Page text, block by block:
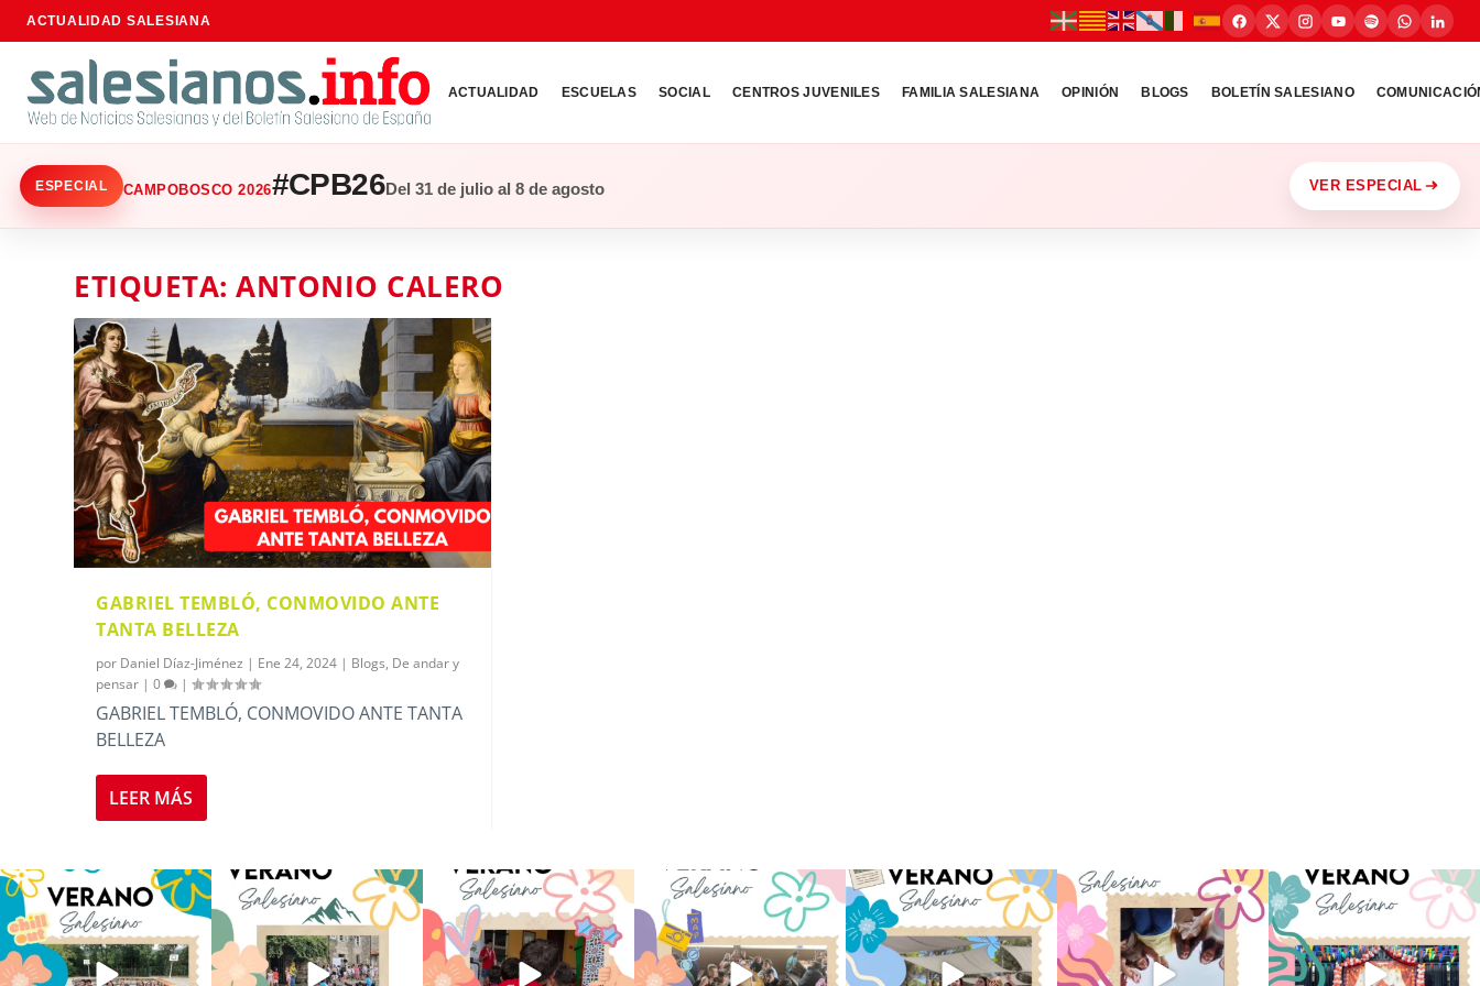
ACTUALIDAD SALESIANA
ACTUALIDAD ESCUELAS SOCIAL CENTROS JUVENILES FAMILIA SALESIANA OPINIÓN BLOGS BOLETÍN SALESIANO
ESPECIAL CAMPOBOSCO 2026#CPB26Del 31 de julio al 8 de agosto VER ESPECIAL
ETIQUETA:ANTONIO CALERO
GABRIEL TEMBLÓ, CONMOVIDO ANTE
TANTA BELLEZA
por Daniel Díaz-Jiménez | Ene 24, 2024 | Blogs, De andar y
pensar |0 |
GABRIEL TEMBLÓ, CONMOVIDO ANTE TANTA
BELLEZA
LEER MÁS
Los alumnos de 6º de Primaria, 1º
y 2º de la ESO...
146 2
La diversión y la alegría también
se han sentido
95 0
No hay verano sin que sea
Salesiano ❤️💫 en Luz 4...
194 0
viviendo la alegría en el
campamento Caravio...
93 2
Que bonito todo lo que han vivido
en el campamento...
253 2
Superestrella!! 🌟 La música
invade el Campamento ...
6 0
La Orotava ha disfrutado a lo
grande de su
66 1